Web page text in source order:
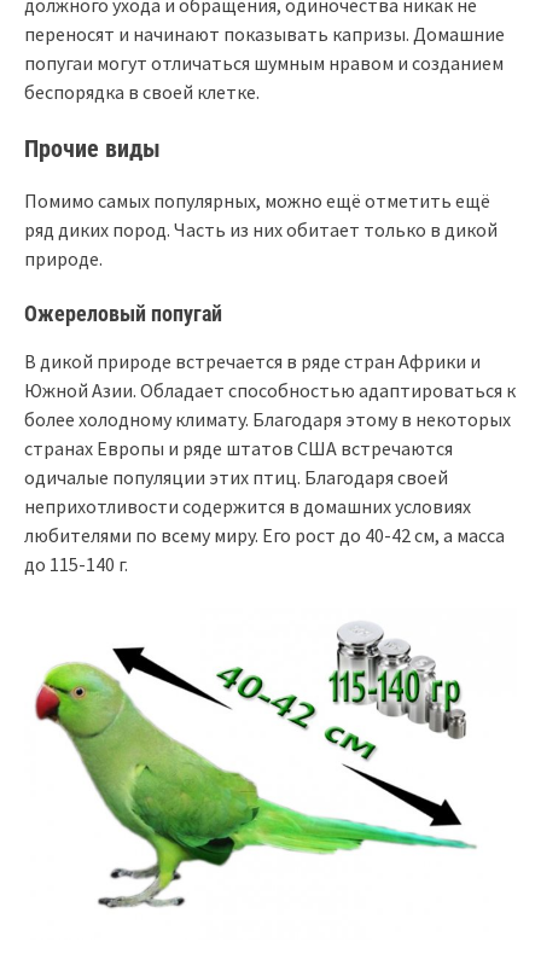
должного ухода и обращения, одиночества никак не
переносят и начинают показывать капризы. Домашние
попугаи могут отличаться шумным нравом и созданием
беспорядка в своей клетке.
Прочие виды
Помимо самых популярных, можно ещё отметить ещё
ряд диких пород. Часть из них обитает только в дикой
природе.
Ожереловый попугай
В дикой природе встречается в ряде стран Африки и
Южной Азии. Обладает способностью адаптироваться к
более холодному климату. Благодаря этому в некоторых
странах Европы и ряде штатов США встречаются
одичалые популяции этих птиц. Благодаря своей
неприхотливости содержится в домашних условиях
любителями по всему миру. Его рост до 40-42 см, а масса
до 115-140 г.